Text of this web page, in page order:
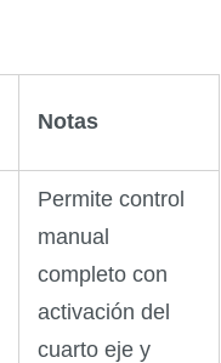
Notas
Permite control
manual
completo con
activación del
cuarto eje y